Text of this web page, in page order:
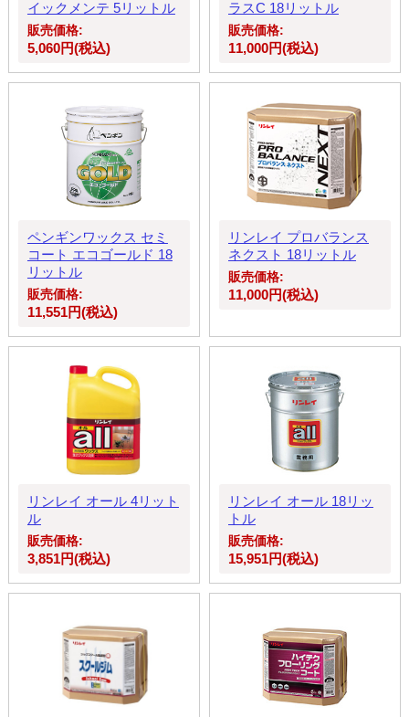
イックメンテ 5リットル
販売価格:
5,060円(税込)
ラスC 18リットル
販売価格:
11,000円(税込)
ペンギンワックス セミ
コート エコゴールド 18
リットル
販売価格:
11,551円(税込)
リンレイ プロバランス
ネクスト 18リットル
販売価格:
11,000円(税込)
リンレイ オール 4リット
ル
販売価格:
3,851円(税込)
リンレイ オール 18リッ
トル
販売価格:
15,951円(税込)